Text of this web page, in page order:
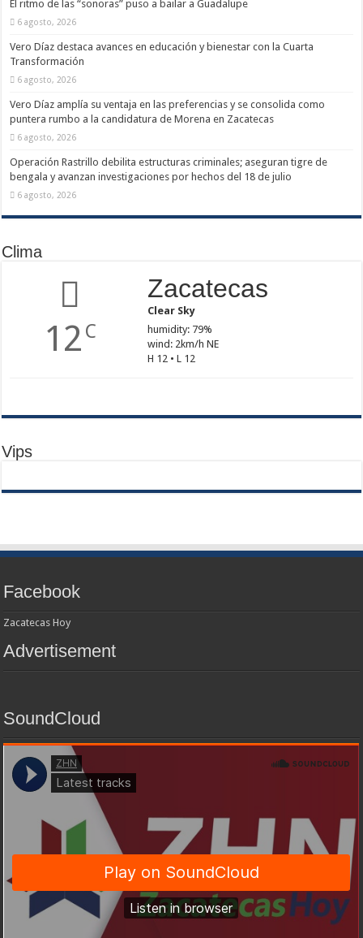
El ritmo de las “sonoras” puso a bailar a Guadalupe
6 agosto, 2026
Vero Díaz destaca avances en educación y bienestar con la Cuarta
Transformación
6 agosto, 2026
Vero Díaz amplía su ventaja en las preferencias y se consolida como
puntera rumbo a la candidatura de Morena en Zacatecas
6 agosto, 2026
Operación Rastrillo debilita estructuras criminales; aseguran tigre de
bengala y avanzan investigaciones por hechos del 18 de julio
6 agosto, 2026
Clima
12 C
Zacatecas
Clear Sky
humidity: 79%
wind: 2km/h NE
H 12 • L 12
Vips
Facebook
Zacatecas Hoy
Advertisement
SoundCloud